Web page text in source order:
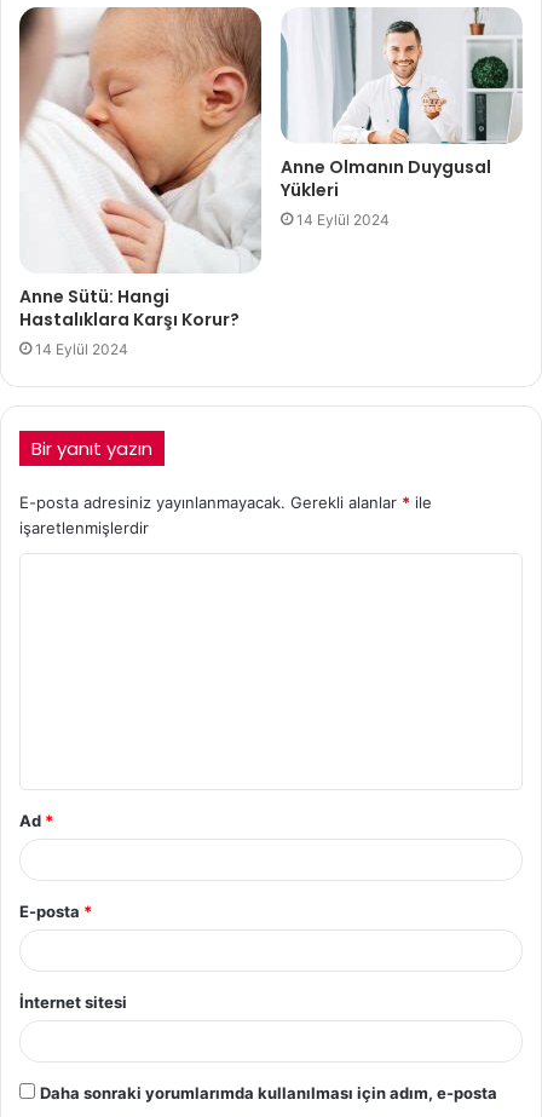
Anne Sütü: Hangi
Hastalıklara Karşı Korur?
14 Eylül 2024
Anne Olmanın Duygusal
Yükleri
14 Eylül 2024
Bir yanıt yazın
E-posta adresiniz yayınlanmayacak. Gerekli alanlar * ile
işaretlenmişlerdir
Ad *
E-posta *
İnternet sitesi
Daha sonraki yorumlarımda kullanılması için adım, e-posta